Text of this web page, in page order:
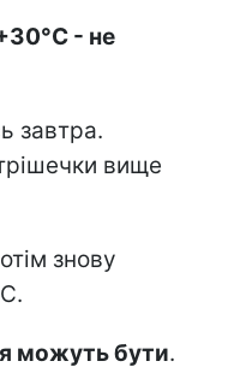
- не
завтра.
вище
знову
можуть бути.